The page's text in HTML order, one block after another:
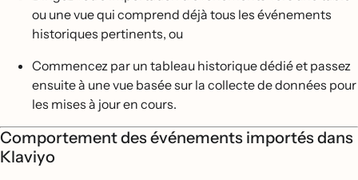
ou une vue qui comprend déjà tous les événements
historiques pertinents, ou
Commencez par un tableau historique dédié et passez
ensuite à une vue basée sur la collecte de données pour
les mises à jour en cours.
Comportement des événements importés dans
Klaviyo